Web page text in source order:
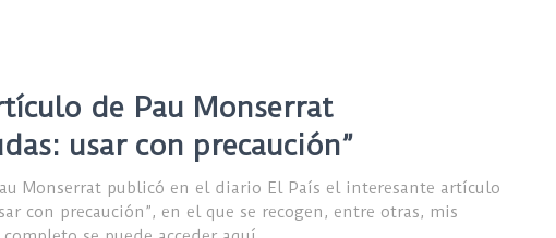
de Pau Monserrat
usar con precaución”
Monserrat publicó en el diario El País el interesante artículo
con precaución”, en el que se recogen, entre otras, mis